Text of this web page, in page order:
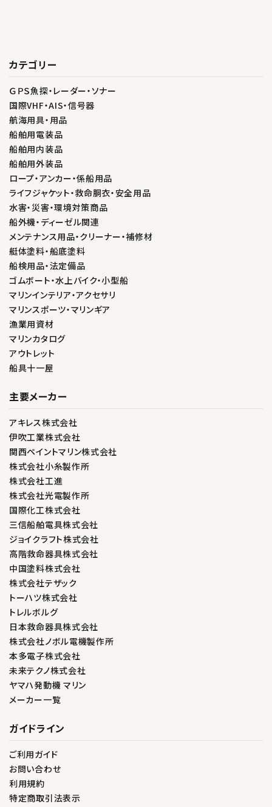
カテゴリー
ＧＰＳ魚探・レーダー・ソナー
国際VHF・AIS・信号器
航海用具・用品
船舶用電装品
船舶用内装品
船舶用外装品
ロープ・アンカー・係船用品
ライフジャケット・救命胴衣・安全用品
水害・災害・環境対策商品
船外機・ディーゼル関連
メンテナンス用品・クリーナー・補修材
艇体塗料・船底塗料
船検用品・法定備品
ゴムボート・水上バイク・小型船
マリンインテリア・アクセサリ
マリンスポーツ・マリンギア
漁業用資材
マリンカタログ
アウトレット
船具十一屋
主要メーカー
アキレス株式会社
伊吹工業株式会社
関西ペイントマリン株式会社
株式会社小糸製作所
株式会社工進
株式会社光電製作所
国際化工株式会社
三信船舶電具株式会社
ジョイクラフト株式会社
高階救命器具株式会社
中国塗料株式会社
株式会社テザック
トーハツ株式会社
トレルボルグ
日本救命器具株式会社
株式会社ノボル電機製作所
本多電子株式会社
未来テクノ株式会社
ヤマハ発動機 マリン
メーカー一覧
ガイドライン
ご利用ガイド
お問い合わせ
利用規約
特定商取引法表示